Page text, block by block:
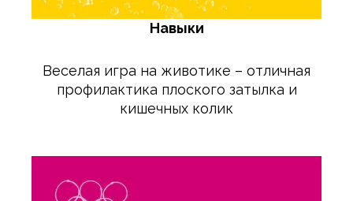
Навыки
Веселая игра на животике – отличная
профилактика плоского затылка и
кишечных колик